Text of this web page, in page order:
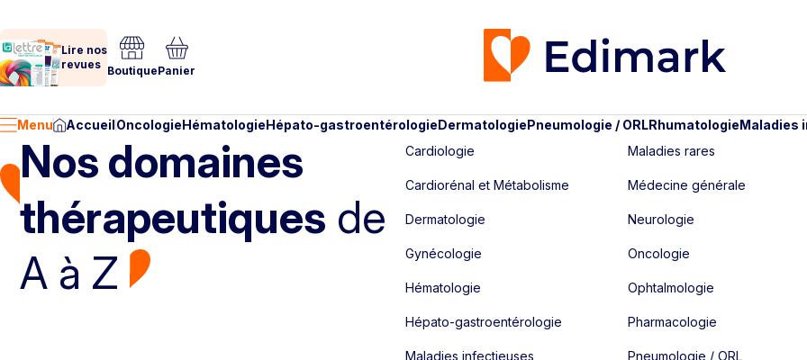
Lire nos
revues BoutiquePanier
Menu AccueilOncologieHématologieHépato-gastroentérologieDermatologiePneumologie / ORLRhumatologieMaladies
Nos domaines
thérapeutiques de
A à Z
Cardiologie
Cardiorénal et Métabolisme
Dermatologie
Gynécologie
Hématologie
Hépato-gastroentérologie
Maladies infectieuses
Maladies rares
Médecine générale
Neurologie
Oncologie
Ophtalmologie
Pharmacologie
Pneumologie / ORL